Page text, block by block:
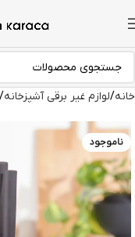
خانه لوازم غیر برقی آشپزخانه
ناموجود